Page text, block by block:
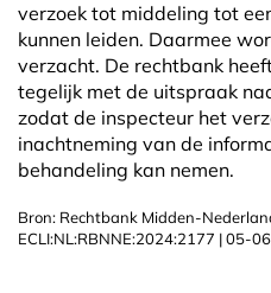
verzoek tot middeling tot
kunnen leiden. Daarmee
verzacht. De rechtbank
tegelijk met de uitspraak
zodat de inspecteur het
inachtneming van de
behandeling kan nemen.
Bron: Rechtbank Midden-
ECLI:NL:RBNNE:2024:2177 | 05-